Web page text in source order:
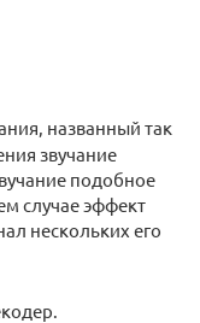
названный так
звучание
подобное
случае эффект
нескольких его